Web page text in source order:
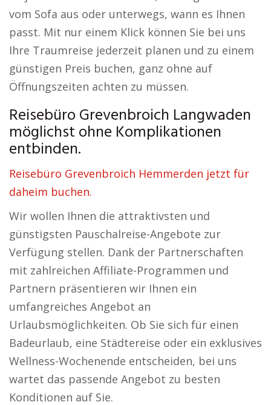
vom Sofa aus oder unterwegs, wann es Ihnen
passt. Mit nur einem Klick können Sie bei uns
Ihre Traumreise jederzeit planen und zu einem
günstigen Preis buchen, ganz ohne auf
Öffnungszeiten achten zu müssen.
Reisebüro Grevenbroich Langwaden
möglichst ohne Komplikationen
entbinden.
Reisebüro Grevenbroich Hemmerden jetzt für
daheim buchen.
Wir wollen Ihnen die attraktivsten und
günstigsten Pauschalreise-Angebote zur
Verfügung stellen. Dank der Partnerschaften
mit zahlreichen Affiliate-Programmen und
Partnern präsentieren wir Ihnen ein
umfangreiches Angebot an
Urlaubsmöglichkeiten. Ob Sie sich für einen
Badeurlaub, eine Städtereise oder ein exklusives
Wellness-Wochenende entscheiden, bei uns
wartet das passende Angebot zu besten
Konditionen auf Sie.